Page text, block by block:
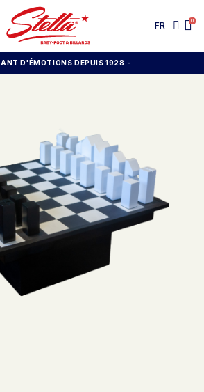
FR
D'ÉMOTIONS DEPUIS 1928 -